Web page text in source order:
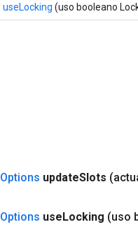
useLocking (uso booleano
Options updateSlots
Options useLocking (uso